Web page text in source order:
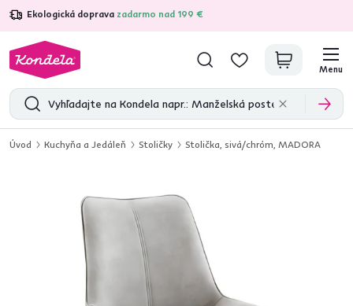
Ekologická doprava zadarmo nad 199 €
4,7 31 211overených produktových recenzií
Menu
Úvod Kuchyňa a Jedáleň Stoličky Stolička, sivá/chróm, MADORA